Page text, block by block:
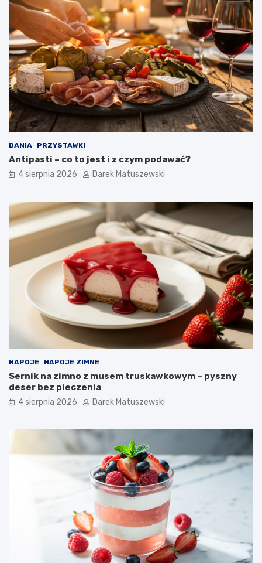
DANIA PRZYSTAWKI
Antipasti – co to jest i z czym podawać?
4 sierpnia 2026 Darek Matuszewski
NAPOJE NAPOJE ZIMNE
Sernik na zimno z musem truskawkowym – pyszny
deser bez pieczenia
4 sierpnia 2026 Darek Matuszewski